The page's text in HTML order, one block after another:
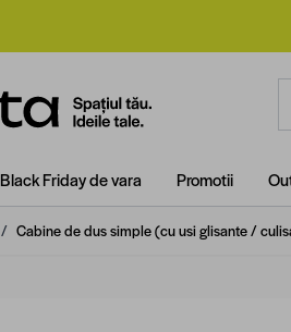
Black Friday de vara Promotii
/ Cabine de dus simple (cu usi glisante /